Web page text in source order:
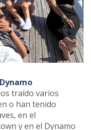
traído varios
o han tenido
en el
y en el Dynamo